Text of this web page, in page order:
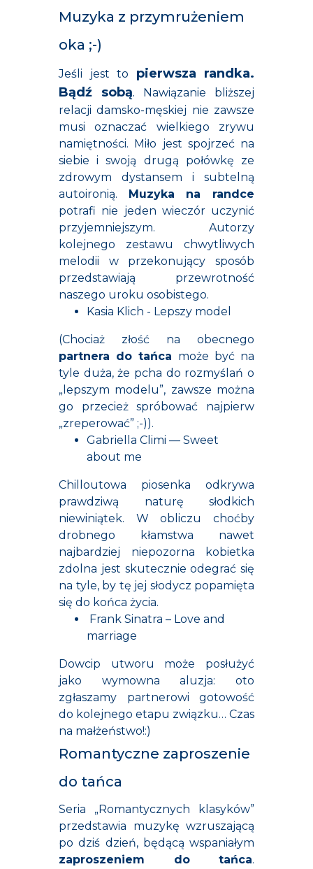
Muzyka z przymrużeniem
oka ;-)
Jeśli jest to pierwsza randka.
Bądź sobą. Nawiązanie bliższej
relacji damsko-męskiej nie zawsze
musi oznaczać wielkiego zrywu
namiętności. Miło jest spojrzeć na
siebie i swoją drugą połówkę ze
zdrowym dystansem i subtelną
autoironią. Muzyka na randce
potrafi nie jeden wieczór uczynić
przyjemniejszym. Autorzy
kolejnego zestawu chwytliwych
melodii w przekonujący sposób
przedstawiają przewrotność
naszego uroku osobistego.
Kasia Klich - Lepszy model
(Chociaż złość na obecnego
partnera do tańca może być na
tyle duża, że pcha do rozmyślań o
„lepszym modelu”, zawsze można
go przecież spróbować najpierw
„zreperować” ;-)).
Gabriella Climi — Sweet
about me
Chilloutowa piosenka odkrywa
prawdziwą naturę słodkich
niewiniątek. W obliczu choćby
drobnego kłamstwa nawet
najbardziej niepozorna kobietka
zdolna jest skutecznie odegrać się
na tyle, by tę jej słodycz popamięta
się do końca życia.
Frank Sinatra – Love and
marriage
Dowcip utworu może posłużyć
jako wymowna aluzja: oto
zgłaszamy partnerowi gotowość
do kolejnego etapu związku… Czas
na małżeństwo!:)
Romantyczne zaproszenie
do tańca
Seria „Romantycznych klasyków”
przedstawia muzykę wzruszającą
po dziś dzień, będącą wspaniałym
zaproszeniem do tańca.